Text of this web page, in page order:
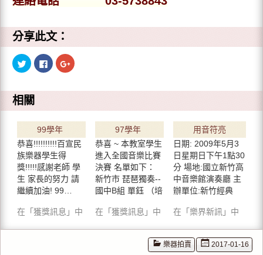
分享此文：
分
享
w
i
t
t
r
在
新
視
窗
中
開
啟
)
按
一
分
F
c
e
b
o
o
k
(
在
新
視
窗
開
啟
點
擊
到
o
l
+
(
視
窗
中
啟
相關
99學年
度全國
音樂比
賽 獲獎
名單(持
續更新)
恭喜!!!!!!!!!!百宣民
族樂器學生得
獎!!!!!感謝老師 學
生 家長的努力 請
繼續加油! 99…
在「獲獎訊息」中
97學年
度全國
音樂比
賽 得獎
資訊
恭喜 ~ 本教室學生
進入全國音樂比賽
決賽 名單如下：
新竹市 琵琶獨奏--
國中B組 單鈺 （培
在「獲獎訊息」中
用音符亮
采春天
2009/5/3
下午1點
30分
日期: 2009年5月3
日星期日下午1點30
分 場地:國立新竹高
中音樂館演奏廳 主
辦單位:新竹經典
在「樂界新訊」中
樂器拍賣 2017-01-16